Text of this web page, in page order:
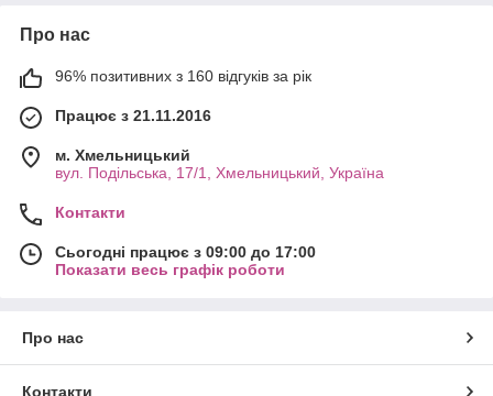
Про нас
96% позитивних з 160 відгуків за рік
Працює з 21.11.2016
м. Хмельницький
вул. Подільська, 17/1, Хмельницький, Україна
Контакти
Сьогодні працює з 09:00 до 17:00
Показати весь графік роботи
Про нас
Контакти